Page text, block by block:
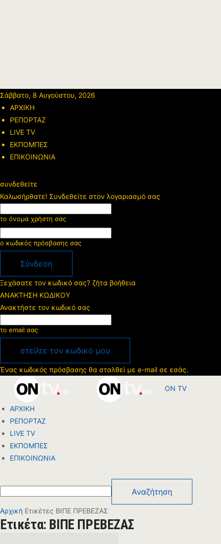
Σάββατο, 8 Αυγούστου, 2026
ΑΡΧΙΚΗ
ΡΕΠΟΡΤΑΖ
LIVE TV
ΕΚΠΟΜΠΕΣ
ΕΠΙΚΟΙΝΩΝΙΑ
συνδεθείτε
Καλωσήρθατε! Συνδεθείτε στον λογαριασμό σας
το όνομα χρήστη σας
ο κωδικός πρόσβασης σας
Ξεχάσατε τον κωδικό σας? ζήτα βοήθεια
ΑΝΑΚΤΗΣΗ ΚΩΔΙΚΟΥ
Ανακτήστε τον κωδικό σας
το email σας
Ένας κωδικός πρόσβασης θα σταλθεί με e-mail σε εσάς.
ON TV
ΑΡΧΙΚΗ
ΡΕΠΟΡΤΑΖ
LIVE TV
ΕΚΠΟΜΠΕΣ
ΕΠΙΚΟΙΝΩΝΙΑ
Αρχική Ετικέτες ΒΙΠΕ ΠΡΕΒΕΖΑΣ
Ετικέτα: ΒΙΠΕ ΠΡΕΒΕΖΑΣ